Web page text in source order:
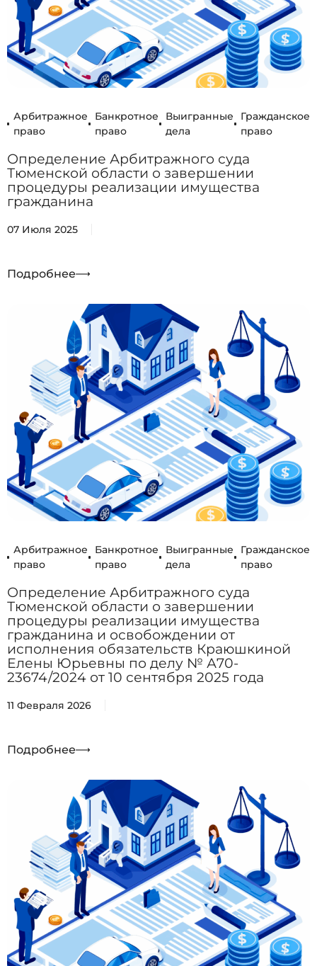
Арбитражное
право
Банкротное
право
Выигранные
дела
Гражданское
право
Определение Арбитражного суда
Тюменской области о завершении
процедуры реализации имущества
гражданина
07 Июля 2025
Подробнее
Арбитражное
право
Банкротное
право
Выигранные
дела
Гражданское
право
Определение Арбитражного суда
Тюменской области о завершении
процедуры реализации имущества
гражданина и освобождении от
исполнения обязательств Краюшкиной
Елены Юрьевны по делу № А70-
23674/2024 от 10 сентября 2025 года
11 Февраля 2026
Подробнее